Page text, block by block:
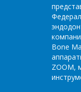
Bone
ZOOM,